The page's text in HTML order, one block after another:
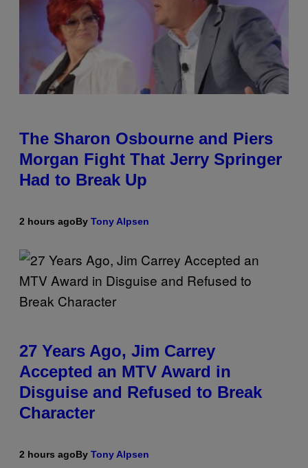
The Sharon Osbourne and Piers
Morgan Fight That Jerry Springer
Had to Break Up
2 hours agoBy Tony Alpsen
27 Years Ago, Jim Carrey
Accepted an MTV Award in
Disguise and Refused to Break
Character
2 hours agoBy Tony Alpsen